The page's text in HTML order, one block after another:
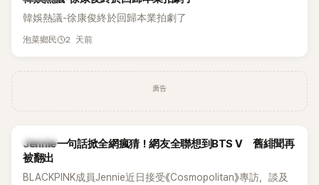
韓娛熱議-徐康俊終於回歸本業拍劇了
泡菜鄉民 2 天前
廣告
K-POP
Jennie一句話掀全網瘋猜！網友全聯想到BTS V 舊緋聞再
被翻出
BLACKPINK成員Jennie近日接受《Cosmopolitan》專訪，談及